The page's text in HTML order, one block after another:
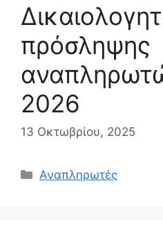
πρόσληψης
2026
13 Οκτωβρίου, 2025
Κατηγορίες
Αναπληρωτές